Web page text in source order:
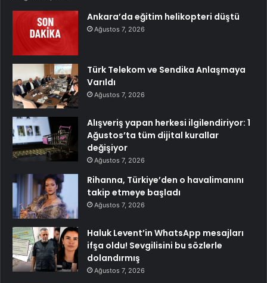
Ankara’da eğitim helikopteri düştü
Ağustos 7, 2026
Türk Telekom ve Sendika Anlaşmaya
Varıldı
Ağustos 7, 2026
Alışveriş yapan herkesi ilgilendiriyor: 1
Ağustos’ta tüm dijital kurallar
değişiyor
Ağustos 7, 2026
Rihanna, Türkiye’den o havalimanını
takip etmeye başladı
Ağustos 7, 2026
Haluk Levent’in WhatsApp mesajları
ifşa oldu! Sevgilisini bu sözlerle
dolandırmış
Ağustos 7, 2026